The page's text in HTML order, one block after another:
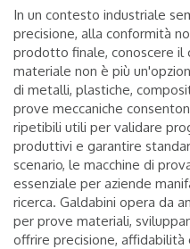
In un contesto industriale
precisione, alla conformità
prodotto finale, conoscere il
materiale non è più
di metalli, plastiche,
prove meccaniche
ripetibili utili per validare
produttivi e garantire
scenario, le macchine di
essenziale per aziende
ricerca. Galdabini opera da
per prove materiali,
offrire precisione,